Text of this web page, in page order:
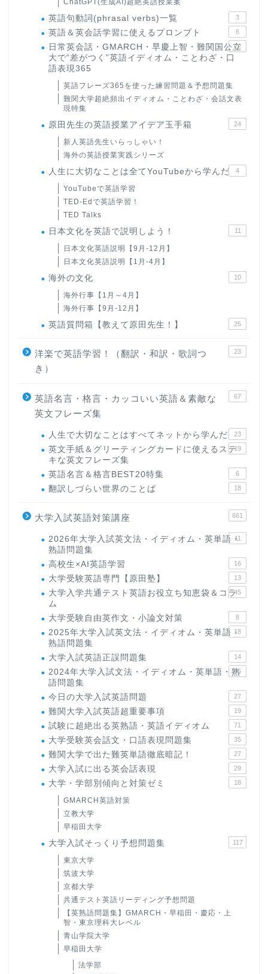
ChatGPT(生成AI)超絶英語授業案
英語句動詞(phrasal verbs)一覧 3
英語＆英会話学習に使えるプロンプト 6
日常英会話・GMARCH・早慶上智・難関国公立
大で“差がつく”英語イディオム・ことわざ・口
語表現365
22
英語フレーズ365を使った練習問題＆予想問題集
難関大学超絶頻出イディオム・ことわざ・会話文表
現特集
原田先生の英語授業アイデア玉手箱 24
新人英語先生いらっしゃい！
海外の英語授業実践シリーズ
人生に大切なことは全てYouTubeから学んだ 4
YouTubeで英語学習
TED-Edで英語学習！
TED Talks
日本文化を英語で説明しよう！ 11
日本文化英語説明【9月-12月】
日本文化英語説明【1月-4月】
海外の文化 10
海外行事【1月～4月】
海外行事【9月-12月】
英語質問箱【教えて原田先生！】 25
洋楽で英語学習！（翻訳・和訳・歌詞つ
き）
23
英語名言・格言・カッコいい英語＆素敵な
英文フレーズ集
67
人生で大切なことはすべてネットから学んだ 23
英文手紙＆グリーティングカードに使えるステ
キな英文フレーズ集
19
英語名言＆格言BEST20特集 6
翻訳しづらい世界のことば 18
大学入試英語対策講座 661
2026年大学入試英文法・イディオム・英単語・
熟語問題集
11
高校生×AI英語学習 16
大学受験英語専門【原田塾】 13
大学入学共通テスト英語お役立ち知恵袋＆コラ
ム
45
大学受験自由英作文・小論文対策 8
2025年大学入試英文法・イディオム・英単語・
熟語問題集
18
大学入試英語正誤問題集 14
2024年大学入試文法・イディオム・英単語・熟
語問題集
15
今日の大学入試英語問題 27
難関大学入試英語超重要事項 19
試験に超絶出る英熟語・英語イディオム 71
大学受験英会話文・口語表現問題集 35
難関大学で出た難英単語徹底暗記！ 27
大学入試に出る英会話表現 29
大学・学部別傾向と対策ゼミ 18
GMARCH英語対策
立教大学
早稲田大学
大学入試そっくり予想問題集 117
東京大学
筑波大学
京都大学
共通テスト英語リーディング予想問題
【英熟語問題集】GMARCH・早稲田・慶応・上
智・東京理科大レベル
青山学院大学
早稲田大学
法学部